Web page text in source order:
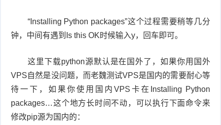
“Installing Python packages”这个过程需要稍等几分
钟，中间有遇到Is this OK时候输入y，回车即可。
这里下载python源默认是在国外了，如果你用国外
VPS自然是没问题，而老魏测试VPS是国内的需要耐心等
待一下，如果你使用国内VPS卡在Installing Python
packages…这个地方长时间不动，可以执行下面命令来
修改pip源为国内的：